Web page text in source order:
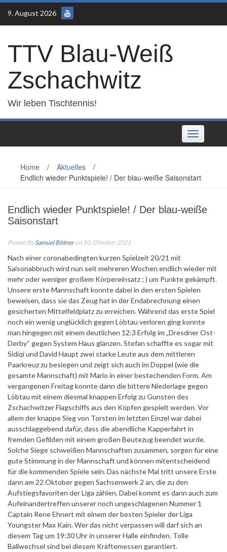
Skip
content
9. August 2026
TTV Blau-Weiß
Zschachwitz
Wir leben Tischtennis!
Toggle
navigation
Home / Aktuelles
/
Endlich wieder Punktspiele! / Der blau-weiße Saisonstart
Endlich wieder Punktspiele! / Der blau-weiße
Saisonstart
Posted BySamuel Bittneron 10. Oktober 2021
Nach einer coronabedingten kurzen Spielzeit 20/21 mit
Saisonabbruch wird nun seit mehreren Wochen endlich wieder mit
mehr oder weniger großem Körpereinsatz ; ) um Punkte gekämpft.
Unsere erste Mannschaft konnte dabei in den ersten Spielen
beweisen, dass sie das Zeug hat in der Endabrechnung einen
gesicherten Mittelfeldplatz zu erreichen.Während das erste Spiel
noch ein wenig unglücklich gegen Löbtau verloren ging konnte
man hingegen mit einem deutlichen 12:3 Erfolg im „Dresdner Ost-
Derby“ gegen System Haus glänzen. Stefan schaffte es sogar mit
Sidiqi und David Haupt zwei starke Leute aus dem mittleren
Paarkreuz zu besiegen und zeigt sich auch im Doppel (wie die
gesamte Mannschaft) mit Mario in einer bestechenden Form. Am
vergangenen Freitag konnte dann die bittere Niederlage gegen
Löbtau mit einem diesmal knappen Erfolg zu Gunsten des
Zschachwitzer Flagschiffs aus den Köpfen gespielt werden. Vor
allem der knappe Sieg von Torsten im letzten Einzel war dabei
ausschlaggebend dafür, dass die abendliche Kapperfahrt in
fremden Gefilden mit einem großen Beutezug beendet wurde.
Solche Siege schweißen Mannschaften zusammen, sorgen für eine
gute Stimmung in der Mannschaft und können mitentscheidend
für die kommenden Spiele sein. Das nächste Mal tritt unsere Erste
dann am 22.Oktober gegen Sachsenwerk 2 an, die zu den
Aufstiegsfavoriten der Liga zählen. Dabei kommt es dann auch zum
Aufeinandertreffen unserer noch ungeschlagenen Nummer 1
Captain Rene Ehnert mit einem der besten Spieler der Liga
Youngster Max Kain. Wer das nicht verpassen will darf sich an
diesem Tag um 19:30 Uhr in unserer Halle einfinden. Tolle
Ballwechsel sind bei diesem Kräftemessen garantiert.